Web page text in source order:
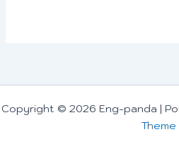
Copyright © 2026 Eng-panda |
Theme